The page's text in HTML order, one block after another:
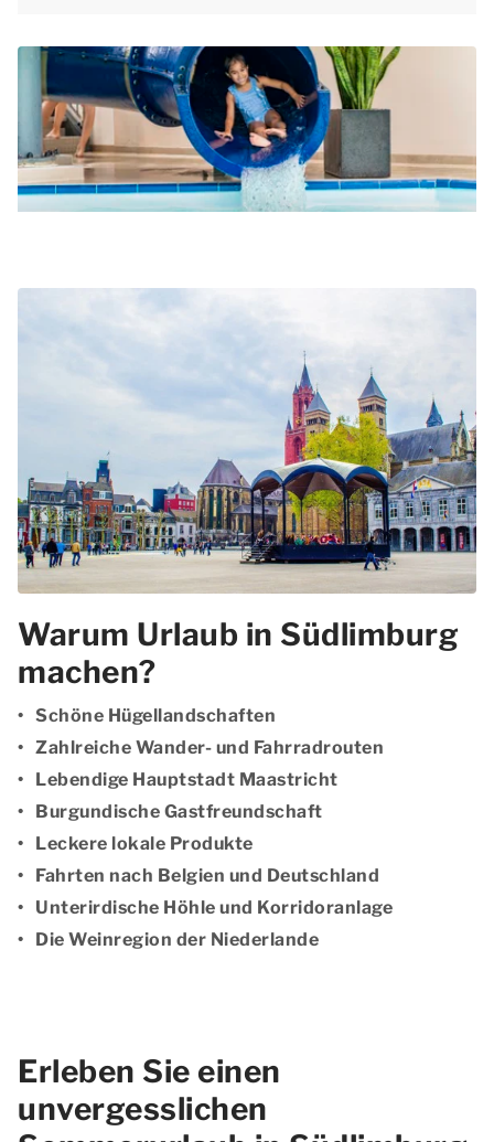
Warum Urlaub in Südlimburg
machen?
Schöne Hügellandschaften
Zahlreiche Wander- und Fahrradrouten
Lebendige Hauptstadt Maastricht
Burgundische Gastfreundschaft
Leckere lokale Produkte
Fahrten nach Belgien und Deutschland
Unterirdische Höhle und Korridoranlage
Die Weinregion der Niederlande
Erleben Sie einen
unvergesslichen